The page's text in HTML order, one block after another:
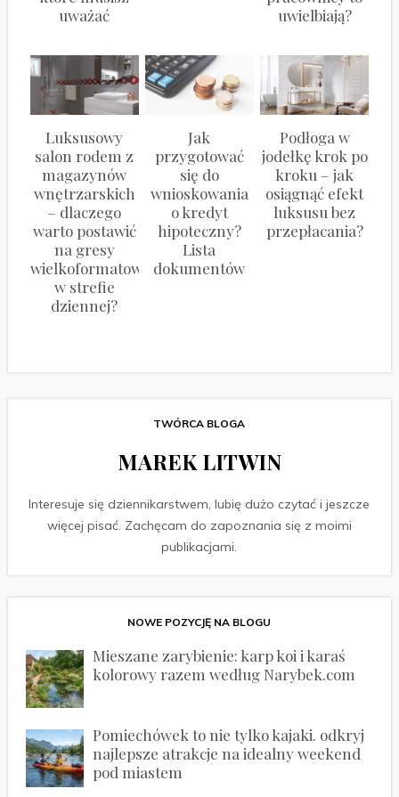
uważać
uwielbiają?
Luksusowy
salon rodem z
magazynów
wnętrzarskich
– dlaczego
warto postawić
na gresy
wielkoformatowe
w strefie
dziennej?
Jak
przygotować
się do
wnioskowania
o kredyt
hipoteczny?
Lista
dokumentów
Podłoga w
jodełkę krok po
kroku – jak
osiągnąć efekt
luksusu bez
przepłacania?
TWÓRCA BLOGA
MAREK LITWIN
Interesuje się dziennikarstwem, lubię dużo czytać i jeszcze
więcej pisać. Zachęcam do zapoznania się z moimi
publikacjami.
NOWE POZYCJĘ NA BLOGU
Mieszane zarybienie: karp koi i karaś
kolorowy razem według Narybek.com
Pomiechówek to nie tylko kajaki. odkryj
najlepsze atrakcje na idealny weekend
pod miastem